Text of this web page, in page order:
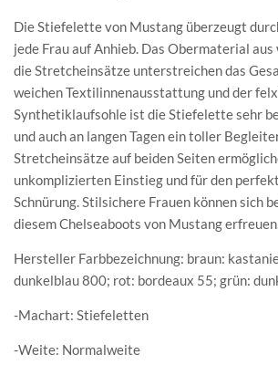
Die Stiefelette von Mustang überzeugt
jede Frau auf Anhieb. Das Obermaterial aus
die Stretcheinsätze unterstreichen das
weichen Textilinnenausstattung und der
Synthetiklaufsohle ist die Stiefelette sehr
und auch an langen Tagen ein toller
Stretcheinsätze auf beiden Seiten
unkomplizierten Einstieg und für den
Schnürung. Stilsichere Frauen können sich
diesem Chelseaboots von Mustang
Hersteller Farbbezeichnung: braun:
dunkelblau 800; rot: bordeaux 55; grün:
-Machart: Stiefeletten
-Weite: Normalweite